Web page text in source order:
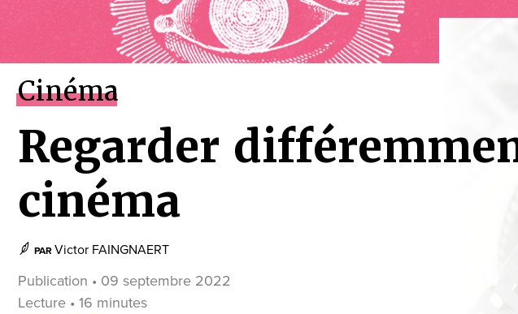
Cinéma
Regarder
cinéma
PAR Victor FAINGNAERT
Publication • 09 septembre 2022
Lecture • 16 minutes